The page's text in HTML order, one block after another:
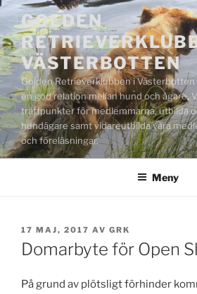
Hoppa
innehåll
GOLDEN
VÄSTERBOTTEN
Golden Retrieverklubben i
en god relation mellan hund och ägare.
träffpunkter för medlemmarna, utbilda
hundägare samt vidareutbilda våra
och föreläsningar.
Meny
PUBLICERAT
17 MAJ, 2017 AV GRK
Domarbyte för Open
På grund av plötsligt förhinder